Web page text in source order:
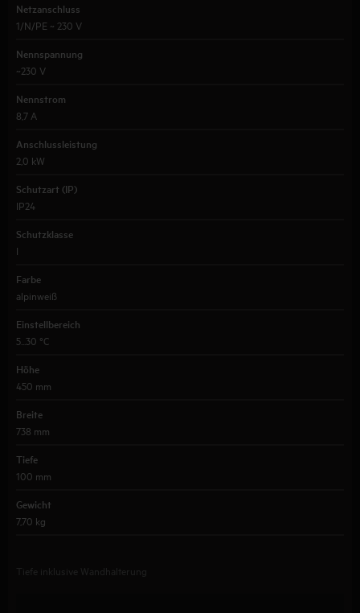
Netzanschluss
1/N/PE ~ 230 V
Nennspannung
~230 V
Nennstrom
8,7 A
Anschlussleistung
2,0 kW
Schutzart (IP)
IP24
Schutzklasse
I
Farbe
alpinweiß
Einstellbereich
5...30 °C
Höhe
450 mm
Breite
738 mm
Tiefe
100 mm
Gewicht
7,70 kg
Tiefe inklusive Wandhalterung